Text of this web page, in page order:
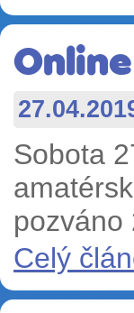
Sobota
pozváno
Celý